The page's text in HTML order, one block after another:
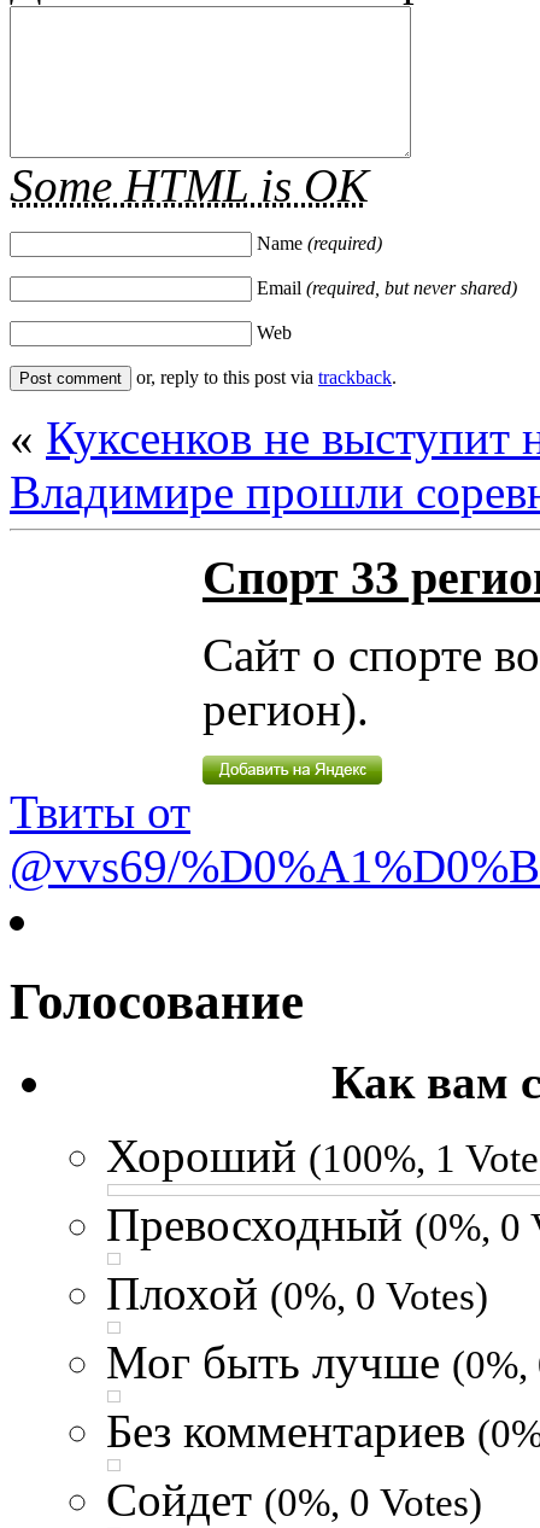
Some HTML is OK
Name (required)
Email (required, but never shared)
Web
or, reply to this post via trackback.
« Куксенков не
Владимире прошли
Спорт 33
Сайт о спорте
регион).
Твиты от
@vvs69/
Голосование
Как вам
Хороший (100%, 1
Превосходный (0%, 0
Плохой (0%, 0 Votes)
Мог быть лучше (0%,
Без комментариев
Сойдет (0%, 0 Votes)